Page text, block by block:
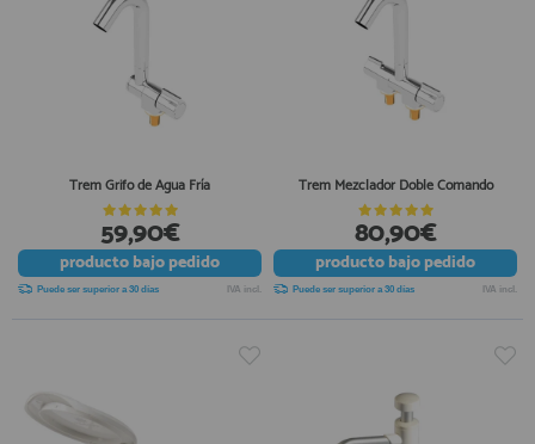
Trem Grifo de Agua Fría
59,90€
productobajo pedido
Puede ser superior a 30 días IVA incl.
Trem Mezclador Doble Comando
80,90€
productobajo pedido
Puede ser superior a 30 días IVA incl.